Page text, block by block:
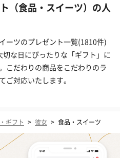
（食品・スイーツ）の人
ーツのプレゼント一覧(1810件)
な日にぴったりな「ギフト」に
こだわりの商品をこだわりのラ
ご対応いたします。
ギフト > 彼女 > 食品・スイーツ